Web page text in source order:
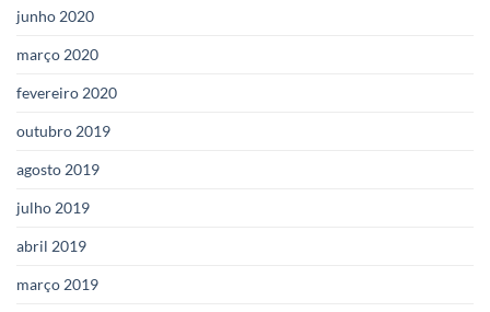
junho 2020
março 2020
fevereiro 2020
outubro 2019
agosto 2019
julho 2019
abril 2019
março 2019